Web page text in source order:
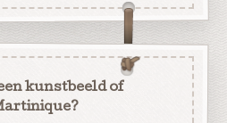
kunstbeeld of